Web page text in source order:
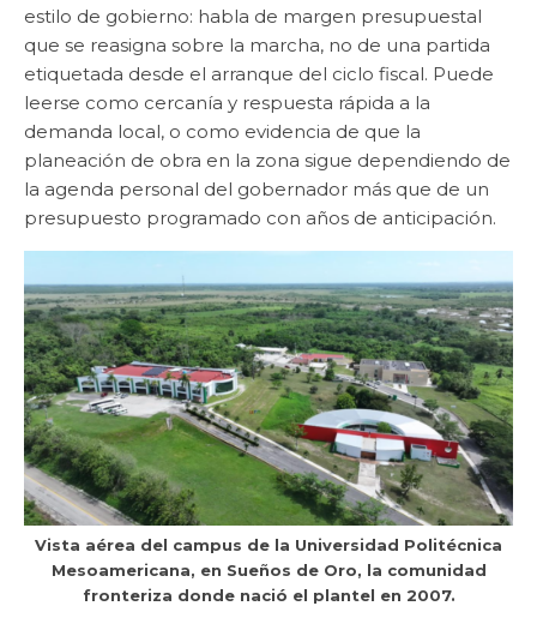
estilo de gobierno: habla de margen presupuestal
que se reasigna sobre la marcha, no de una partida
etiquetada desde el arranque del ciclo fiscal. Puede
leerse como cercanía y respuesta rápida a la
demanda local, o como evidencia de que la
planeación de obra en la zona sigue dependiendo de
la agenda personal del gobernador más que de un
presupuesto programado con años de anticipación.
Vista aérea del campus de la Universidad Politécnica
Mesoamericana, en Sueños de Oro, la comunidad
fronteriza donde nació el plantel en 2007.